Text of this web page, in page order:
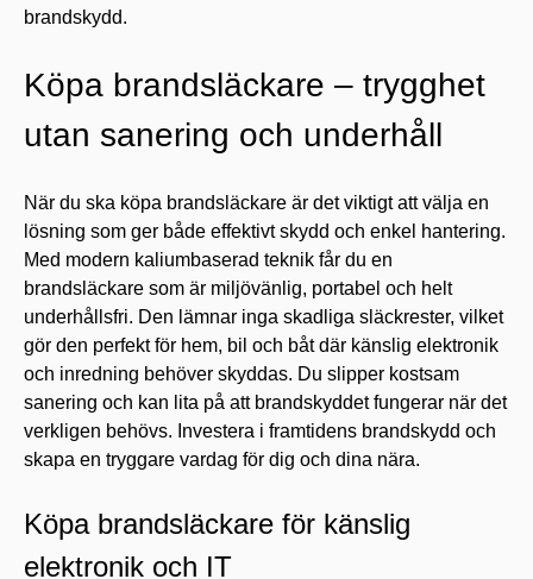
brandskydd.
Köpa brandsläckare – trygghet
utan sanering och underhåll
När du ska köpa brandsläckare är det viktigt att välja en
lösning som ger både effektivt skydd och enkel hantering.
Med modern kaliumbaserad teknik får du en
brandsläckare som är miljövänlig, portabel och helt
underhållsfri. Den lämnar inga skadliga släckrester, vilket
gör den perfekt för hem, bil och båt där känslig elektronik
och inredning behöver skyddas. Du slipper kostsam
sanering och kan lita på att brandskyddet fungerar när det
verkligen behövs. Investera i framtidens brandskydd och
skapa en tryggare vardag för dig och dina nära.
Köpa brandsläckare för känslig
elektronik och IT